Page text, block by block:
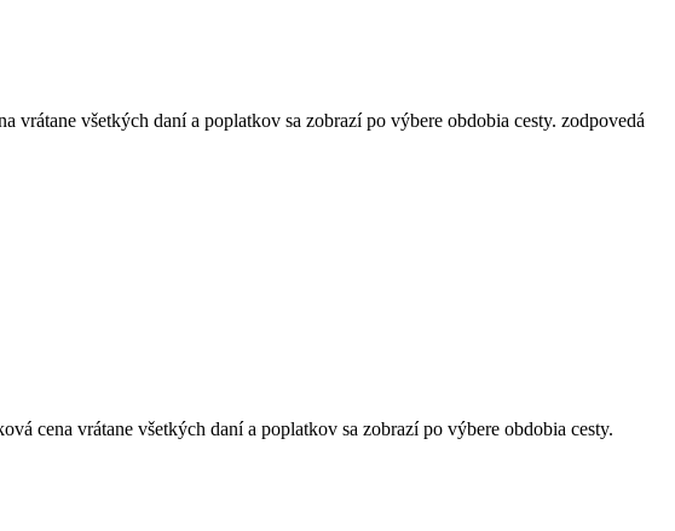
vrátane všetkých daní a poplatkov sa zobrazí po výbere obdobia cesty. zodpovedá
cena vrátane všetkých daní a poplatkov sa zobrazí po výbere obdobia cesty.